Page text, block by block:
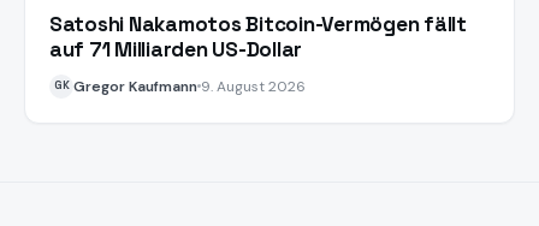
Satoshi Nakamotos Bitcoin-Vermögen fällt
auf 71 Milliarden US-Dollar
GK Gregor Kaufmann 9. August 2026